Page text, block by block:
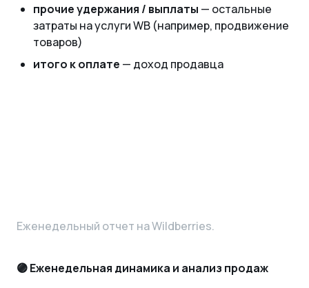
прочие удержания / выплаты — остальные
затраты на услуги WB (например, продвижение
товаров)
итого к оплате — доход продавца
Еженедельный отчет на Wildberries.
🟣 Еженедельная динамика и анализ продаж